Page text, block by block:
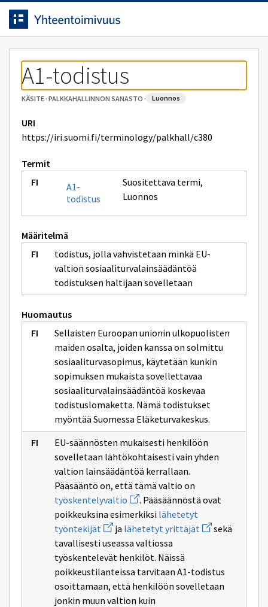
Siirrytty
sivulle
Siirry suoraan sisältöön.
A1-todistus
KÄSITE· PALKKAHALLINNON SANASTO · luonnos
URI
https://iri.suomi.fi/terminology/palkhall/c380
Termit
A1-
todistus
Suositettava termi,
Luonnos
Määritelmä
todistus, jolla vahvistetaan minkä EU-
valtion sosiaaliturvalainsäädäntöä
todistuksen haltijaan sovelletaan
Huomautus
Sellaisten Euroopan unionin ulkopuolisten
maiden osalta, joiden kanssa on solmittu
sosiaaliturvasopimus, käytetään kunkin
sopimuksen mukaista sovellettavaa
sosiaaliturvalainsäädäntöä koskevaa
todistuslomaketta. Nämä todistukset
myöntää Suomessa Eläketurvakeskus.
EU-säännösten mukaisesti henkilöön
sovelletaan lähtökohtaisesti vain yhden
valtion lainsäädäntöä kerrallaan.
Pääsääntö on, että tämä valtio on
työskentelyvaltio Avaa
uuden
ikkunan
sivulle
työskentelyvaltio
. Pääsäännöstä ovat
poikkeuksina esimerkiksi lähetetyt
työntekijät Avaa
uuden
ikkunan
sivulle
lähetetyt
työntekijät
ja lähetetyt yrittäjät Avaa
uuden
yrittäjät
sekä
tavallisesti useassa valtiossa
työskentelevät henkilöt. Näissä
poikkeustilanteissa tarvitaan A1-todistus
osoittamaan, että henkilöön sovelletaan
jonkin muun valtion kuin